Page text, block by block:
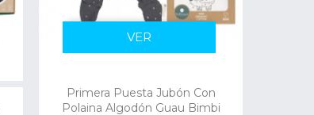
Primera Puesta Jubón Con
Polaina Algodón Guau Bimbi
VER